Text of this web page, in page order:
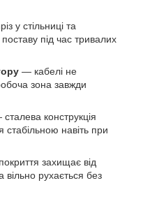
у стільниці та
під час тривалих
— кабелі не
зона завжди
конструкція
стабільною навіть при
захищає від
рухається без